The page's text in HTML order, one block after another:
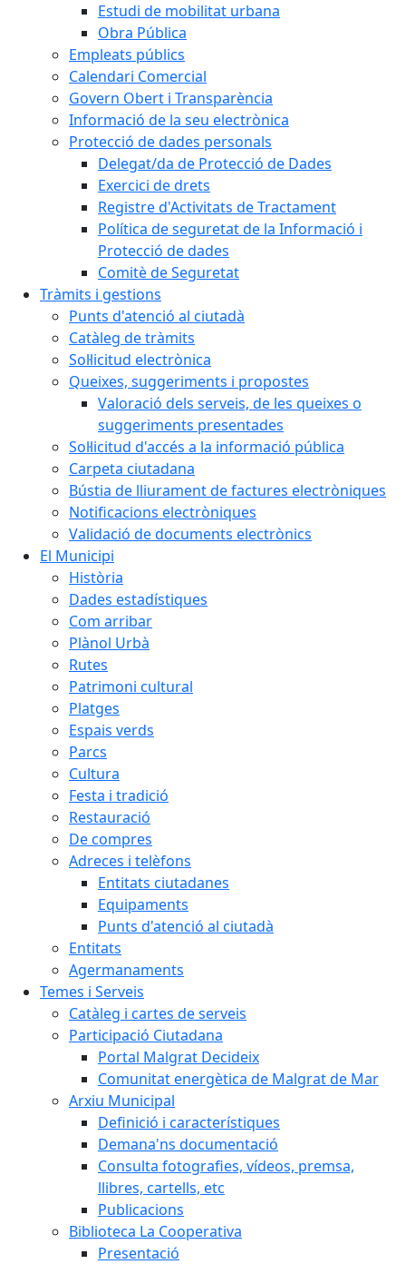
Estudi de mobilitat urbana
Obra Pública
Empleats públics
Calendari Comercial
Govern Obert i Transparència
Informació de la seu electrònica
Protecció de dades personals
Delegat/da de Protecció de Dades
Exercici de drets
Registre d'Activitats de Tractament
Política de seguretat de la Informació i
Protecció de dades
Comitè de Seguretat
Tràmits i gestions
Punts d'atenció al ciutadà
Catàleg de tràmits
Sol·licitud electrònica
Queixes, suggeriments i propostes
Valoració dels serveis, de les queixes o
suggeriments presentades
Sol·licitud d'accés a la informació pública
Carpeta ciutadana
Bústia de lliurament de factures electròniques
Notificacions electròniques
Validació de documents electrònics
El Municipi
Història
Dades estadístiques
Com arribar
Plànol Urbà
Rutes
Patrimoni cultural
Platges
Espais verds
Parcs
Cultura
Festa i tradició
Restauració
De compres
Adreces i telèfons
Entitats ciutadanes
Equipaments
Punts d'atenció al ciutadà
Entitats
Agermanaments
Temes i Serveis
Catàleg i cartes de serveis
Participació Ciutadana
Portal Malgrat Decideix
Comunitat energètica de Malgrat de Mar
Arxiu Municipal
Definició i característiques
Demana'ns documentació
Consulta fotografies, vídeos, premsa,
llibres, cartells, etc
Publicacions
Biblioteca La Cooperativa
Presentació